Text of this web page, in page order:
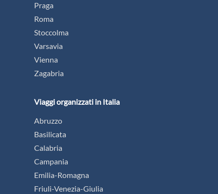
Praga
Roma
Stoccolma
Varsavia
Vienna
Zagabria
Viaggi organizzati in Italia
Abruzzo
Basilicata
Calabria
Campania
Emilia-Romagna
Friuli-Venezia-Giulia